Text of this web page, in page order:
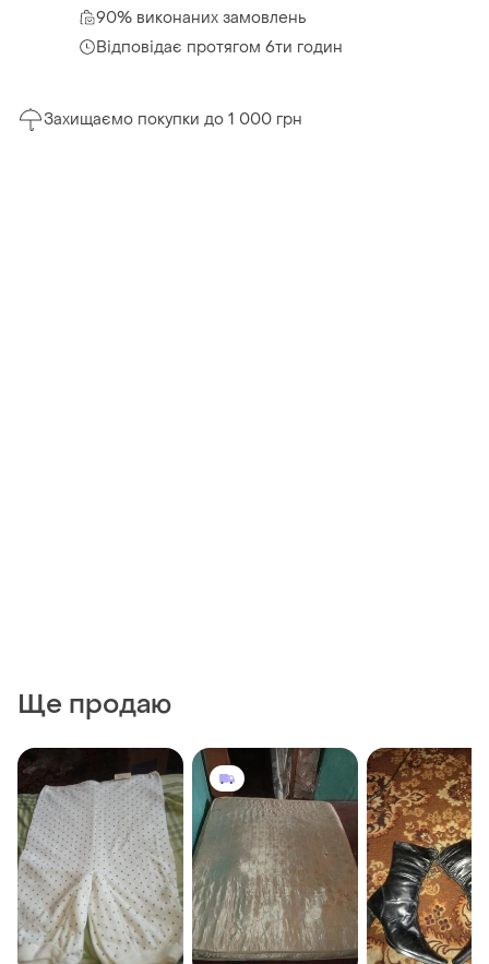
90% виконаних замовлень
Відповідає протягом 6ти годин
Захищаємо покупки до 1 000 грн
Ще продаю